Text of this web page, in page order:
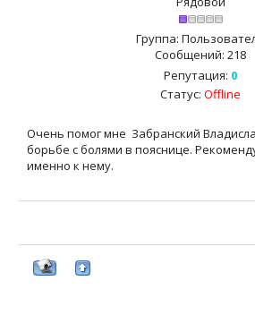
Группа:
Сообщений: 218
Репутация: 0
Статус: Offline
Очень помог мне Забранский
борьбе с болями в пояснице.
именно к нему.